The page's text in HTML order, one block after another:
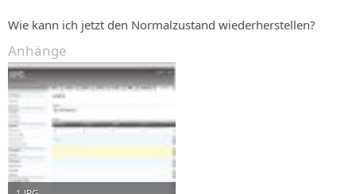
Wie kann ich jetzt den Normalzustand wiederherstellen?
Anhänge